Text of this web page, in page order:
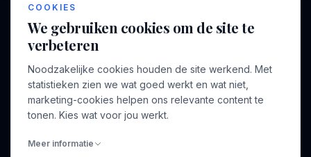
BEDRIJF
Over ons
Voor opdrachtgevers
Profiel aanmaken
COOKIES
We gebruiken cookies om de site te
verbeteren
Noodzakelijke cookies houden de site werkend. Met
statistieken zien we wat goed werkt en wat niet,
marketing-cookies helpen ons relevante content te
tonen. Kies wat voor jou werkt.
Meer informatie